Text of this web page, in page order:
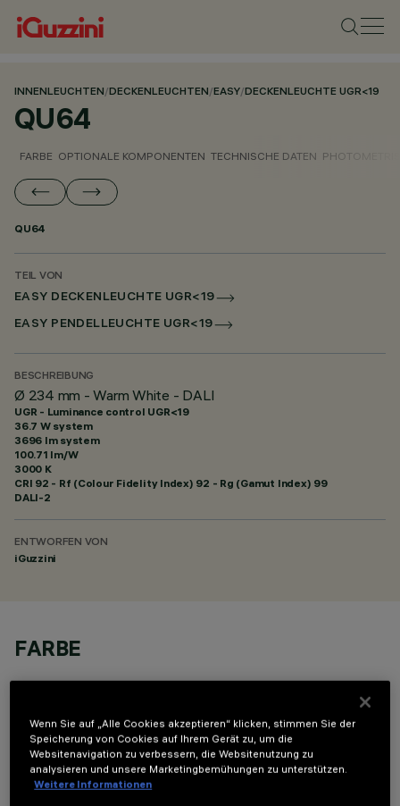
INNENLEUCHTEN/DECKENLEUCHTEN/EASY/DECKENLEUCHTE UGR<19
QU64
FARBE OPTIONALE KOMPONENTEN TECHNISCHE DATEN
QU64
TEIL VON
EASY DECKENLEUCHTE UGR<19
EASY PENDELLEUCHTE UGR<19
BESCHREIBUNG
Ø 234 mm - Warm White - DALI
UGR - Luminance control UGR<19
36.7 W system
3696 lm system
100.71 lm/W
3000 K
CRI 92 - Rf (Colour Fidelity Index) 92 - Rg (Gamut Index) 99
DALI-2
ENTWORFEN VON
iGuzzini
FARBE
OPTIONALE KOMPONENTEN
Wenn Sie auf „Alle Cookies akzeptieren“ klicken, stimmen Sie der
Speicherung von Cookies auf Ihrem Gerät zu, um die
Websitenavigation zu verbessern, die Websitenutzung zu
analysieren und unsere Marketingbemühungen zu unterstützen.
Weitere Informationen